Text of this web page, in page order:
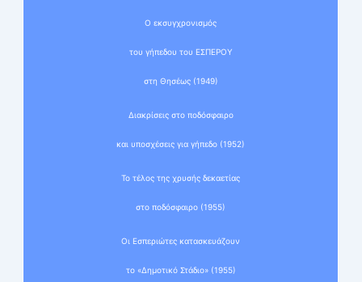
Ο εκσυγχρονισμός
του γήπεδου του ΕΣΠΕΡΟΥ
στη Θησέως (1949)
Διακρίσεις στο ποδόσφαιρο
και υποσχέσεις για γήπεδο (1952)
Το τέλος της χρυσής δεκαετίας
στο ποδόσφαιρο (1955)
Οι Εσπεριώτες κατασκευάζουν
το «Δημοτικό Στάδιο» (1955)